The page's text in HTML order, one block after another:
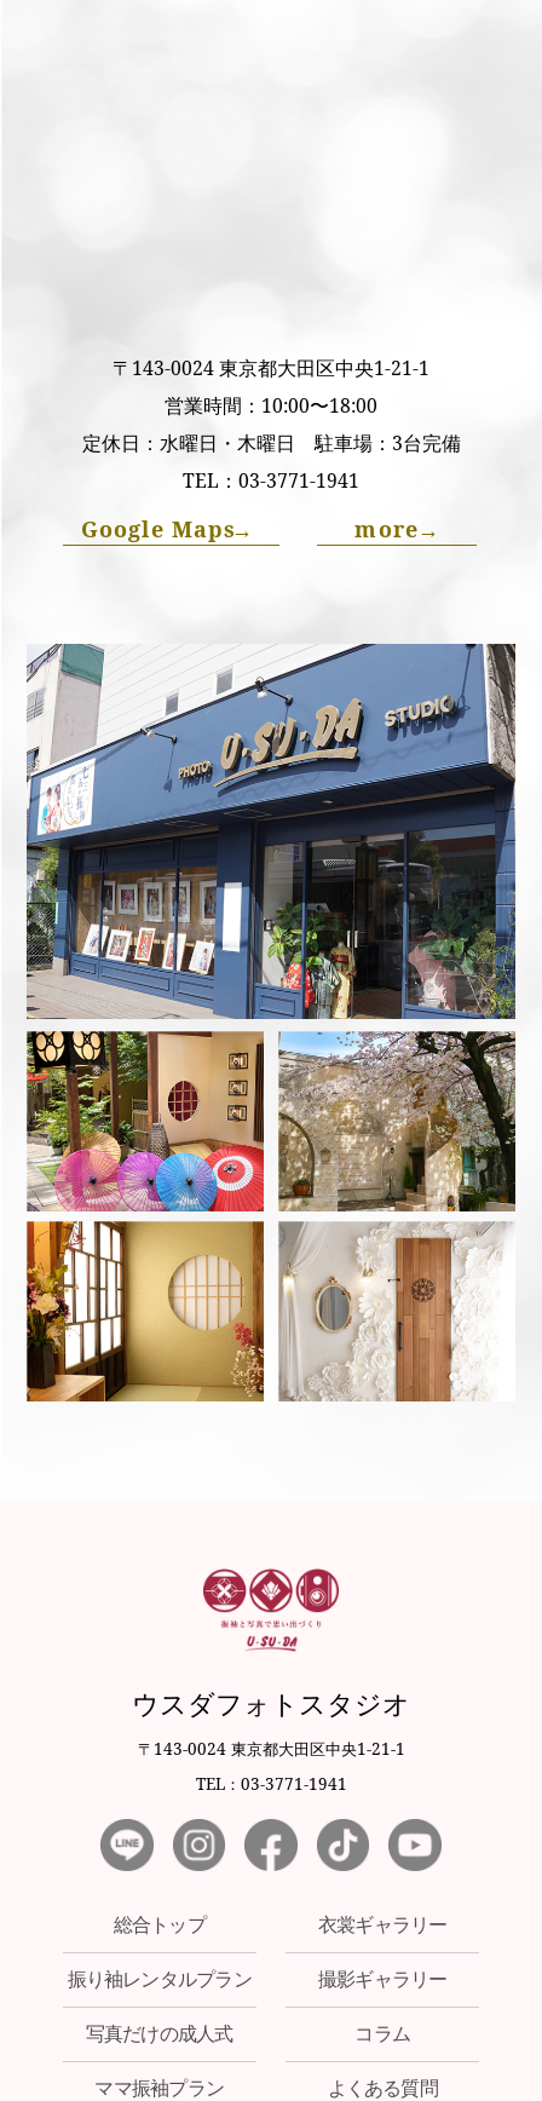
〒143-0024 東京都大田区中央1-21-1
営業時間：10:00〜18:00
定休日：水曜日・木曜日 駐車場：3台完備
TEL： 03-3771-1941
Google Maps→ more→
ウスダフォトスタジオ
〒143-0024 東京都大田区中央1-21-1
TEL：03-3771-1941
総合トップ
振り袖レンタルプラン
写真だけの成人式
ママ振袖プラン
衣裳ギャラリー
撮影ギャラリー
コラム
よくある質問